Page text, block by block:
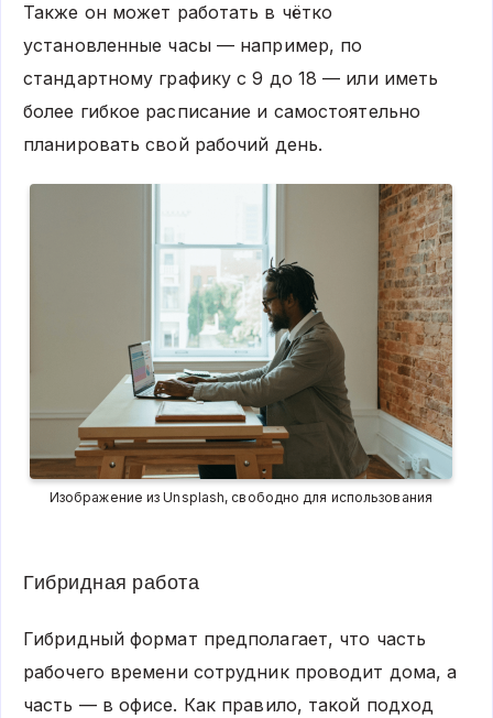
Также он может работать в чётко
установленные часы — например, по
стандартному графику с 9 до 18 — или иметь
более гибкое расписание и самостоятельно
планировать свой рабочий день.
Изображение из Unsplash, свободно для использования
Гибридная работа
Гибридный формат предполагает, что часть
рабочего времени сотрудник проводит дома, а
часть — в офисе. Как правило, такой подход